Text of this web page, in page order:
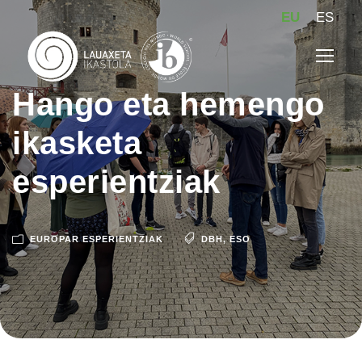
EU ES
Hango eta hemengo
ikasketa
esperientziak
EUROPAR ESPERIENTZIAK DBH, ESO